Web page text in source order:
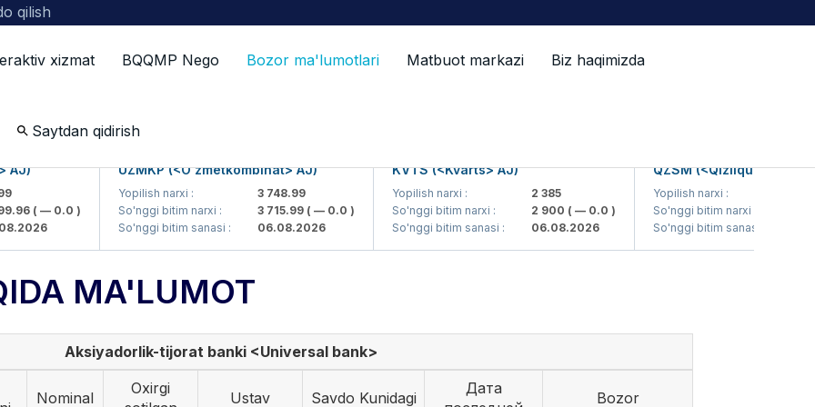
qilish
xizmat BQQMP Nego Bozor ma'lumotlari Matbuot markazi Biz haqimizda
Saytdan qidirish
( — 0.0 )
UZMKP (<O'zmetkombinat> AJ)
Yopilish narxi :
3 748.99
So'nggi bitim narxi :
3 715.99( — 0.0 )
So'nggi bitim sanasi :
06.08.2026
KVTS (<Kvarts> AJ)
Yopilish narxi :
2 385
So'nggi bitim narxi :
2 900( — 0.0 )
So'nggi bitim sanasi :
06.08.2026
QZSM (<Qizilqumsement>
Yopilish narxi :
So'nggi bitim narxi :
So'nggi bitim sanasi :
MA'LUMOT
Aksiyadorlik-tijorat banki <Universal bank>
Nominal
Oxirgi
Ustav
Savdo Kunidagi
Дата
Bozor